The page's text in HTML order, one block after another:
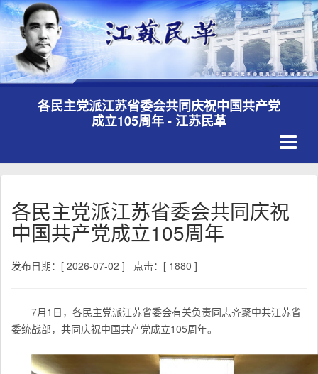
各民主党派江苏省委会共同庆祝中国共产党
成立105周年 - 江苏民革
各民主党派江苏省委会共同庆祝
中国共产党成立105周年
发布日期：[ 2026-07-02 ] 点击：[ 1880 ]
7月1日，各民主党派江苏省委会有关负责同志齐聚中共江苏省
委统战部，共同庆祝中国共产党成立105周年。